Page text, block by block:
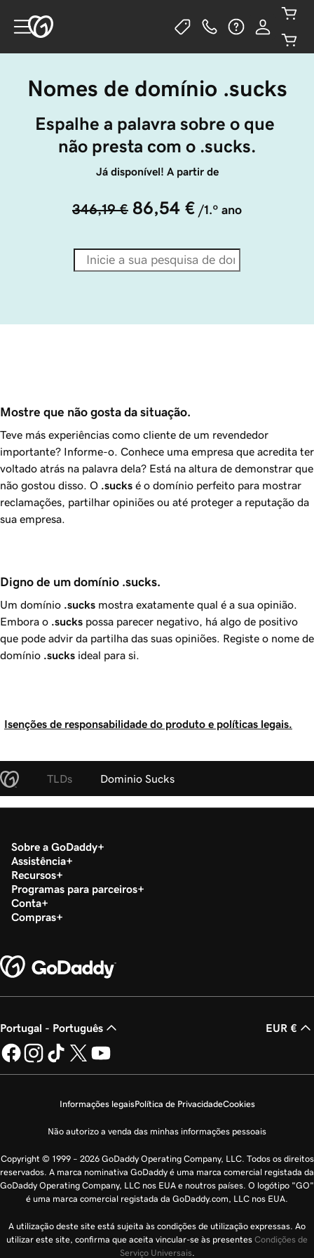
Nomes de domínio .sucks
Espalhe a palavra sobre o que
não presta com o .sucks.
Já disponível! A partir de
346,19 € 86,54 € /1.º ano
Mostre que não gosta da situação.
Teve más experiências como cliente de um revendedor
importante? Informe-o. Conhece uma empresa que acredita ter
voltado atrás na palavra dela? Está na altura de demonstrar que
não gostou disso. O .sucks é o domínio perfeito para mostrar
reclamações, partilhar opiniões ou até proteger a reputação da
sua empresa.
Digno de um domínio .sucks.
Um domínio .sucks mostra exatamente qual é a sua opinião.
Embora o .sucks possa parecer negativo, há algo de positivo
que pode advir da partilha das suas opiniões. Registe o nome de
domínio .sucks ideal para si.
Isenções de responsabilidade do produto e políticas legais.
TLDs Dominio Sucks
Sobre a GoDaddy
Assistência
Recursos
Programas para parceiros
Conta
Compras
Portugal - Português EUR €
Informações legaisPolítica de PrivacidadeCookies
Não autorizo a venda das minhas informações pessoais
Copyright © 1999 – 2026 GoDaddy Operating Company, LLC. Todos os direitos
reservados. A marca nominativa GoDaddy é uma marca comercial registada da
GoDaddy Operating Company, LLC nos EUA e noutros países. O logótipo "GO"
é uma marca comercial registada da GoDaddy.com, LLC nos EUA.
A utilização deste site está sujeita às condições de utilização expressas. Ao
utilizar este site, confirma que aceita vincular-se às presentes Condições de
Serviço Universais.